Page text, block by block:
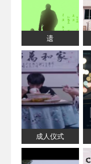
遗
成人仪式